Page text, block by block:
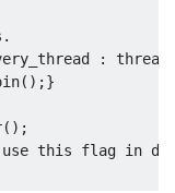
:
();}
();
this flag in